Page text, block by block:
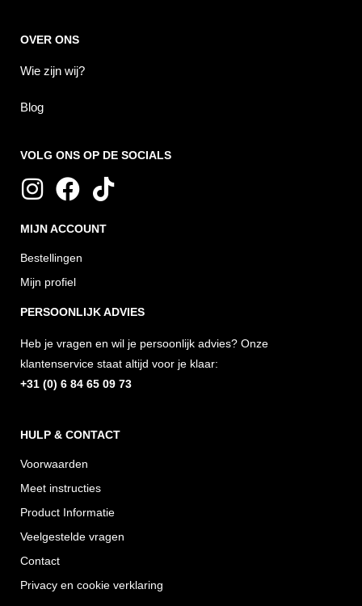
OVER ONS
Wie zijn wij?
Blog
VOLG ONS OP DE SOCIALS
I
s
t
a
g
r
a
m
F
c
e
b
o
k
T
k
k
MIJN ACCOUNT
Bestellingen
Mijn profiel
PERSOONLIJK ADVIES
Heb je vragen en wil je persoonlijk advies? Onze
klantenservice staat altijd voor je klaar:
+31 (0) 6 84 65 09 73
HULP & CONTACT
Voorwaarden
Meet instructies
Product Informatie
Veelgestelde vragen
Contact
Privacy en cookie verklaring